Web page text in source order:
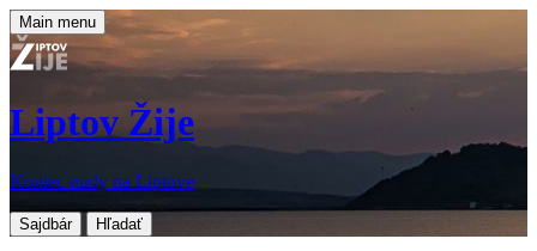
Main menu
Liptov Žije
Koniec nudy na Liptove
Sajdbár Hľadať